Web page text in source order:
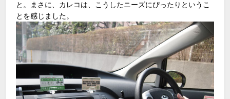
と。まさに、カレコは、こうしたニーズにぴったりというこ
とを感じました。